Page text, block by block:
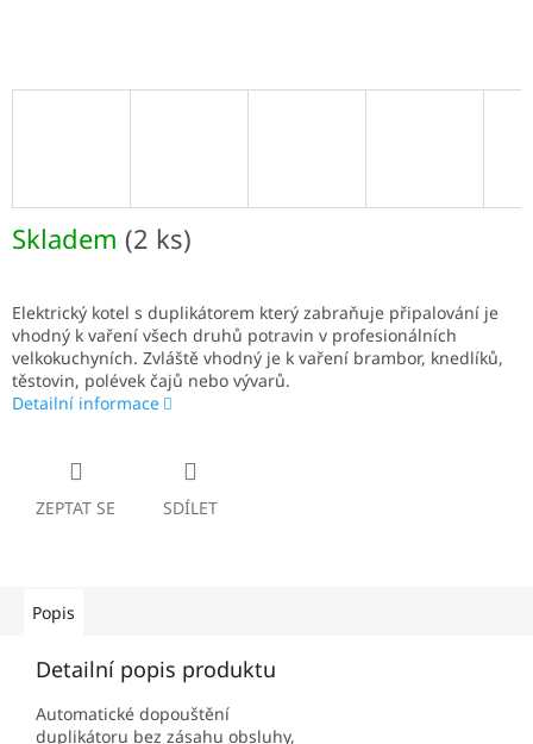
Skladem (2 ks)
Elektrický kotel s duplikátorem který zabraňuje připalování je
vhodný k vaření všech druhů potravin v profesionálních
velkokuchyních. Zvláště vhodný je k vaření brambor, knedlíků,
těstovin, polévek čajů nebo vývarů.
Detailní informace
ZEPTAT SE SDÍLET
Popis
Detailní popis produktu
Automatické dopouštění
duplikátoru bez zásahu obsluhy,